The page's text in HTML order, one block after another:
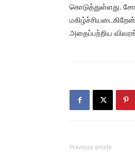
கொடுத்துள்ளது.
அதைப்பற்றிய
Previous article